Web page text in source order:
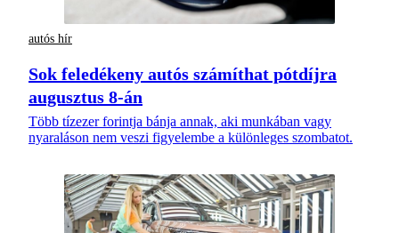
autós hír
Sok feledékeny autós számíthat pótdíjra
augusztus 8-án
Több tízezer forintja bánja annak, aki munkában vagy
nyaraláson nem veszi figyelembe a különleges szombatot.